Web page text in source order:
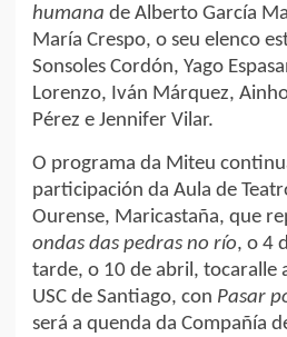
humana de Alberto García
María Crespo, o seu elenco
Sonsoles Cordón, Yago
Lorenzo, Iván Márquez,
Pérez e Jennifer Vilar.
O programa da Miteu
participación da Aula de
Ourense, Maricastaña, que
ondas das pedras no río, o 4
tarde, o 10 de abril, tocaralle
USC de Santiago, con Pasar
será a quenda da Compañía